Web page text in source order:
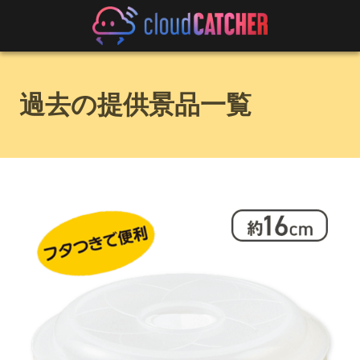
過去の提供景品一覧